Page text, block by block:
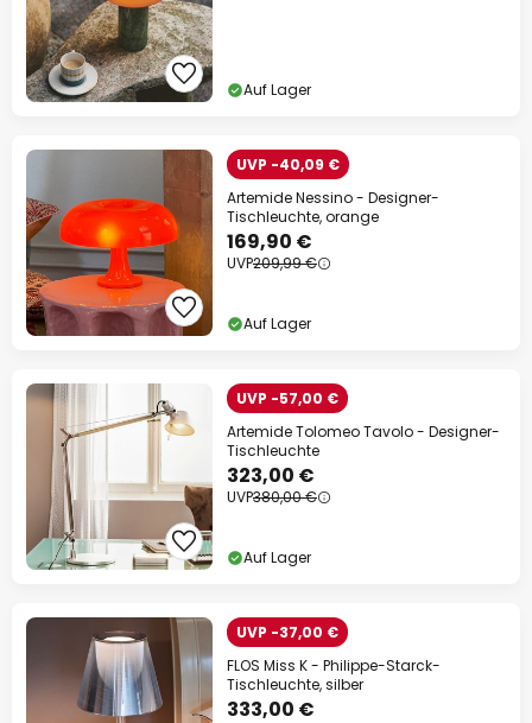
Auf Lager
UVP -40,09 €
Artemide Nessino - Designer-
Tischleuchte, orange
169,90 €
UVP209,99 €
Auf Lager
UVP -57,00 €
Artemide Tolomeo Tavolo - Designer-
Tischleuchte
323,00 €
UVP380,00 €
Auf Lager
UVP -37,00 €
FLOS Miss K - Philippe-Starck-
Tischleuchte, silber
333,00 €